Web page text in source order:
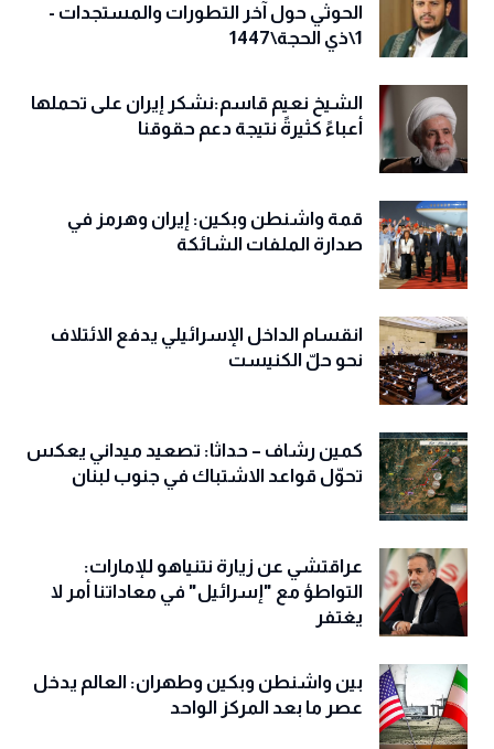
الحوثي حول آخر التطورات والمستجدات -
1\ذي الحجة\1447
الشيخ نعيم قاسم:نشكر إيران على تحملها
أعباءً كثيرةً نتيجة دعم حقوقنا
قمة واشنطن وبكين: إيران وهرمز في
صدارة الملفات الشائكة
انقسام الداخل الإسرائيلي يدفع الائتلاف
نحو حلّ الكنيست
كمين رشاف – حداثا: تصعيد ميداني يعكس
تحوّل قواعد الاشتباك في جنوب لبنان
عراقتشي عن زيارة نتنياهو للإمارات:
التواطؤ مع "إسرائيل" في معاداتنا أمر لا
يغتفر
بين واشنطن وبكين وطهران: العالم يدخل
عصر ما بعد المركز الواحد